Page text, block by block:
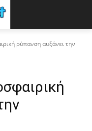
ρύπανση αυξάνει την